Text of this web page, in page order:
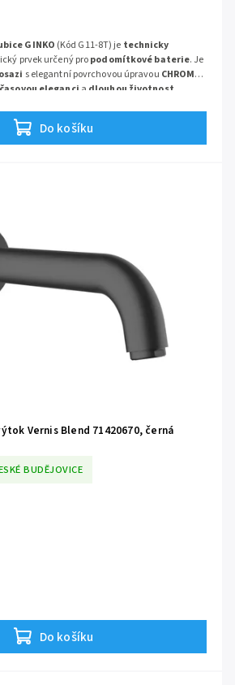
Do košíku
GINKO (Kód G11-8T) je technicky
prvek určený propodomítkové baterie. Je
s elegantní povrchovou úpravou CHROM
eleganci a dlouhou životnost
maximální
Vernis Blend 71420670, černá
BUDĚJOVICE
Do košíku